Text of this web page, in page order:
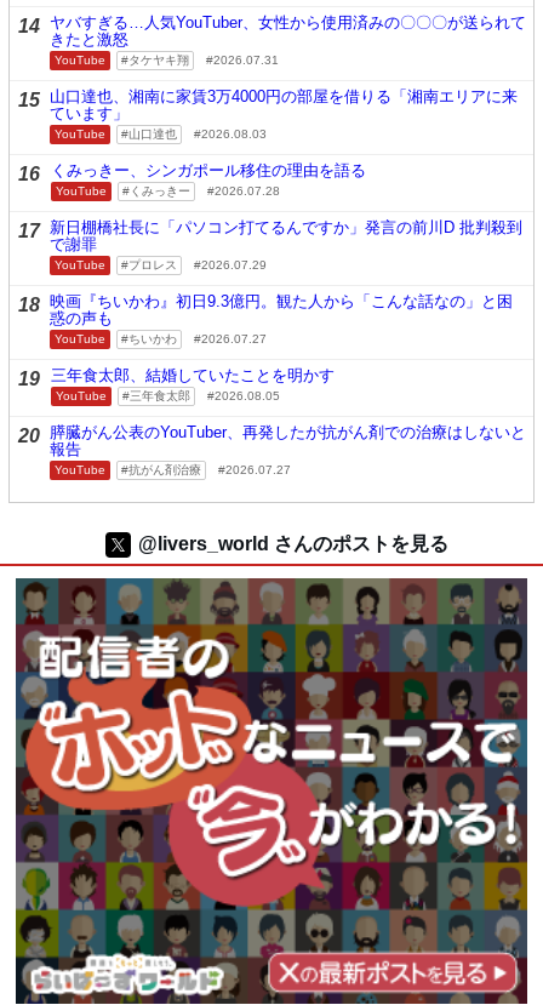
14 ヤバすぎる…人気YouTuber、女性から使用済みの〇〇〇が送られて
きたと激怒
YouTube タケヤキ翔 2026.07.31
15 山口達也、湘南に家賃3万4000円の部屋を借りる「湘南エリアに来
ています」
YouTube 山口達也 2026.08.03
16 くみっきー、シンガポール移住の理由を語る
YouTube くみっきー 2026.07.28
17 新日棚橋社長に「パソコン打てるんですか」発言の前川D 批判殺到
で謝罪
YouTube プロレス 2026.07.29
18 映画『ちいかわ』初日9.3億円。観た人から「こんな話なの」と困
惑の声も
YouTube ちいかわ 2026.07.27
19 三年食太郎、結婚していたことを明かす
YouTube 三年食太郎 2026.08.05
20 膵臓がん公表のYouTuber、再発したが抗がん剤での治療はしないと
報告
YouTube 抗がん剤治療 2026.07.27
@livers_world さんのポストを見る